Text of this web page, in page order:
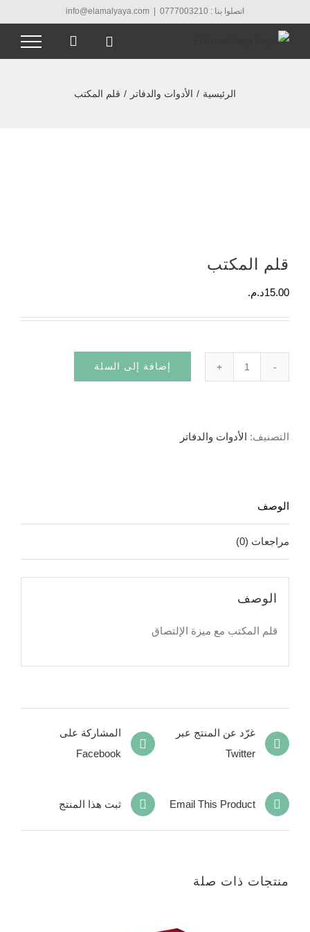
اتصلوا بنا : 0777003210 info@elamalyaya.com
الرئيسية / الأدوات والدفاتر / قلم المكتب
قلم المكتب
15.00د.م.
إضافة إلى السلة
التصنيف: الأدوات والدفاتر
الوصف
مراجعات (0)
الوصف
قلم المكتب مع ميزة الإلتصاق
المشاركة على
Facebook
غرّد عن المنتج عبر
Twitter
ثبت هذا المنتج Email This Product
منتجات ذات صلة